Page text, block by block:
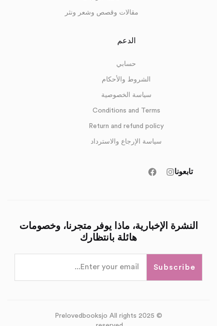
مقالات وقصص وشعر ونثر
الدعم
حسابي
الشروط والأحكام
سياسة الخصوصية
Conditions and Terms
Return and refund policy
سياسة الإرجاع والاسترداد
تابعونا
النشرة الإخبارية، ماذا يوفر متجرنا، وخصومات
هائلة بانتظارك
Subscribe
© 2025 Prelovedbooksjo All rights